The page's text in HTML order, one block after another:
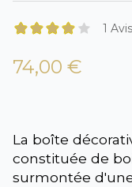
1 Avis
74,00 €
La boîte
constituée de
surmontée